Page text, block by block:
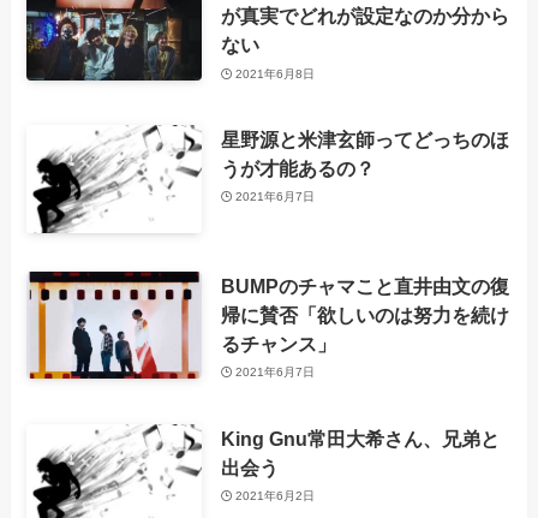
が真実でどれが設定なのか分から
ない
2021年6月8日
星野源と米津玄師ってどっちのほ
うが才能あるの？
2021年6月7日
BUMPのチャマこと直井由文の復
帰に賛否「欲しいのは努力を続け
るチャンス」
2021年6月7日
King Gnu常田大希さん、兄弟と
出会う
2021年6月2日